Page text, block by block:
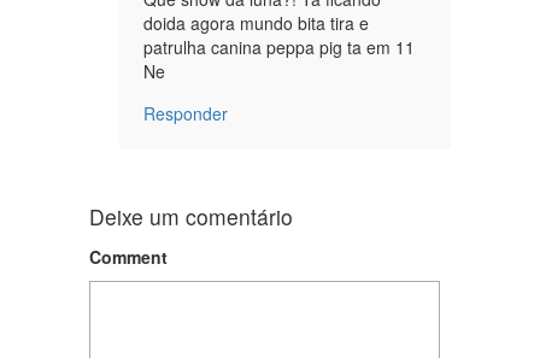
doida agora mundo bita tira e
patrulha canina peppa pig ta em 11
Ne
Responder
Deixe um comentário
Comment